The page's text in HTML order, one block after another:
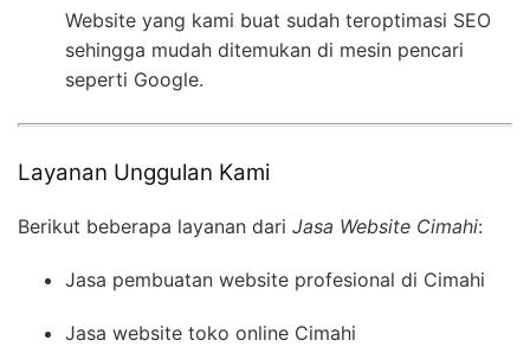
Website yang kami buat sudah teroptimasi SEO
sehingga mudah ditemukan di mesin pencari
seperti Google.
Layanan Unggulan Kami
Berikut beberapa layanan dari Jasa Website Cimahi:
Jasa pembuatan website profesional di Cimahi
Jasa website toko online Cimahi